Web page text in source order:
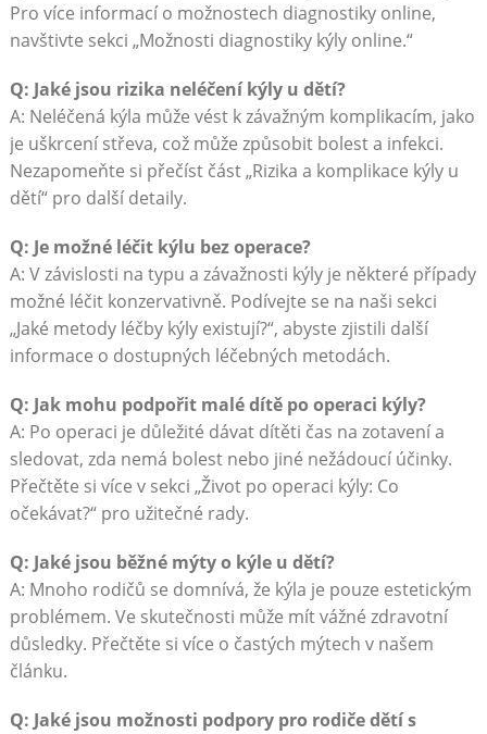
Pro více informací o možnostech diagnostiky online,
navštivte sekci „Možnosti diagnostiky kýly online.“
Q: Jaké jsou rizika neléčení kýly u dětí?
A: Neléčená kýla může vést k závažným komplikacím, jako
je uškrcení střeva, což může způsobit bolest a infekci.
Nezapomeňte si přečíst část „Rizika a komplikace kýly u
dětí“ pro další detaily.
Q: Je možné léčit kýlu bez operace?
A: V závislosti na typu a závažnosti kýly je některé případy
možné léčit konzervativně. Podívejte se na naši sekci
„Jaké metody léčby kýly existují?“, abyste zjistili další
informace o dostupných léčebných metodách.
Q: Jak mohu podpořit malé dítě po operaci kýly?
A: Po operaci je důležité dávat dítěti čas na zotavení a
sledovat, zda nemá bolest nebo jiné nežádoucí účinky.
Přečtěte si více v sekci „Život po operaci kýly: Co
očekávat?“ pro užitečné rady.
Q: Jaké jsou běžné mýty o kýle u dětí?
A: Mnoho rodičů se domnívá, že kýla je pouze estetickým
problémem. Ve skutečnosti může mít vážné zdravotní
důsledky. Přečtěte si více o častých mýtech v našem
článku.
Q: Jaké jsou možnosti podpory pro rodiče dětí s